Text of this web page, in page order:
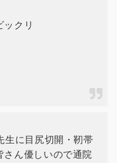
ックリ
生に目尻切開・靭帯
ん優しいので通院